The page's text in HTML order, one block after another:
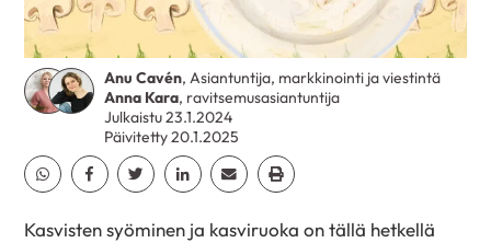
Anu Cavén, Asiantuntija, markkinointi ja viestintä
Anna Kara, ravitsemusasiantuntija
Julkaistu 23.1.2024
Päivitetty 20.1.2025
Jaa Whatsapp
Jaa Facebook
Jaa TwitterJaa Linkedin
Jaa EmailJaa Print
Kasvisten syöminen ja kasviruoka on tällä hetkellä